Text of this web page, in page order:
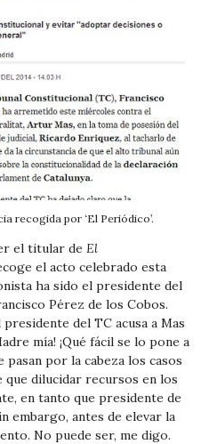
recogida por ‘El Periódico’.
el titular deEl
el acto celebrado esta
ha sido el presidente del
Pérez de los Cobos.
del TC acusa a Mas
mía! ¡Qué fácil se lo pone a
pasan por la cabeza los casos
dilucidar recursos en los
en tanto que presidente de
embargo, antes de elevar la
No puede ser, me digo.